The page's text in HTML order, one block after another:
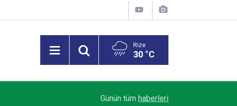
Rize
30 °C
Rize'de Su Kesintisi: 7 Mahallede Su
Günün tüm haberleri